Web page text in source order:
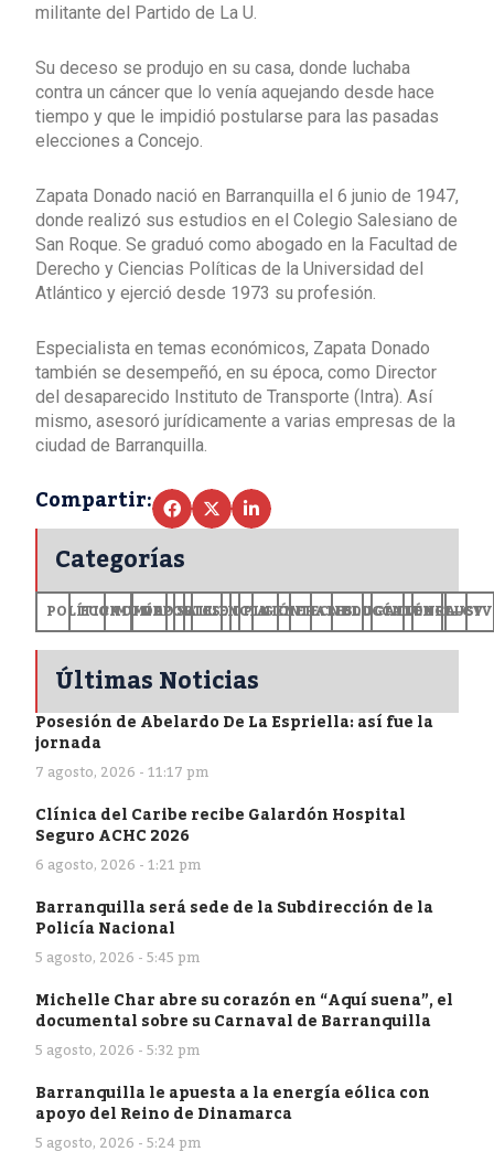
militante del Partido de La U.
Su deceso se produjo en su casa, donde luchaba
contra un cáncer que lo venía aquejando desde hace
tiempo y que le impidió postularse para las pasadas
elecciones a Concejo.
Zapata Donado nació en Barranquilla el 6 junio de 1947,
donde realizó sus estudios en el Colegio Salesiano de
San Roque. Se graduó como abogado en la Facultad de
Derecho y Ciencias Políticas de la Universidad del
Atlántico y ejerció desde 1973 su profesión.
Especialista en temas económicos, Zapata Donado
también se desempeñó, en su época, como Director
del desaparecido Instituto de Transporte (Intra). Así
mismo, asesoró jurídicamente a varias empresas de la
ciudad de Barranquilla.
Compartir:
Categorías
POLÍTICA
ECONOMÍA
MUNDODEPORTES
SALUDCIENCIA
OPINIÓN
GENERALES
TECNOLOGÍA
EDUCACIÓN
CULTURA+CV
Últimas Noticias
Posesión de Abelardo De La Espriella: así fue la
jornada
7 agosto, 2026 - 11:17 pm
Clínica del Caribe recibe Galardón Hospital
Seguro ACHC 2026
6 agosto, 2026 - 1:21 pm
Barranquilla será sede de la Subdirección de la
Policía Nacional
5 agosto, 2026 - 5:45 pm
Michelle Char abre su corazón en “Aquí suena”, el
documental sobre su Carnaval de Barranquilla
5 agosto, 2026 - 5:32 pm
Barranquilla le apuesta a la energía eólica con
apoyo del Reino de Dinamarca
5 agosto, 2026 - 5:24 pm